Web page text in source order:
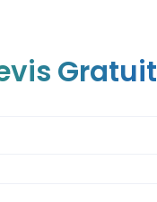
Gratuit